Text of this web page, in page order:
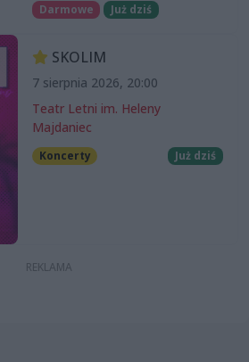
Darmowe
Już dziś
SKOLIM
7 sierpnia 2026, 20:00
Teatr Letni im. Heleny
Majdaniec
Koncerty Już dziś